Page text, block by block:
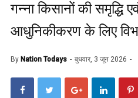
गन्ना किसानों की समृद्धि
आधुनिकीकरण के लिए
By Nation Todays बुधवार, 3 जून 2026